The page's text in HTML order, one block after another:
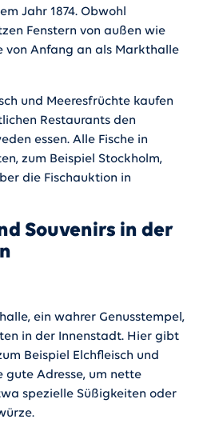
Jahr 1874. Obwohl
Fenstern von außen wie
von Anfang an als Markthalle
und Meeresfrüchte kaufen
Restaurants den
essen. Alle Fische in
zum Beispiel Stockholm,
die Fischauktion in
Souvenirs in der
ein wahrer Genusstempel,
in der Innenstadt. Hier gibt
Beispiel Elchfleisch und
gute Adresse, um nette
spezielle Süßigkeiten oder